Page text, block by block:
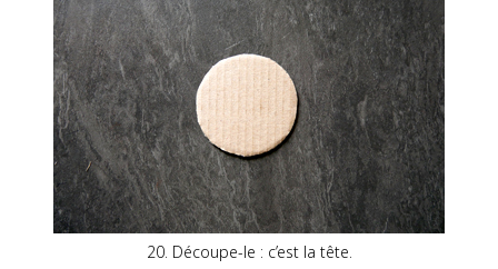
20. Découpe-le : c’est la tête.